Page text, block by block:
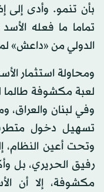
بأن تنمو. وأدى إلى
تماما ما فعله
الدولي من «داعش»
ومحاولة استثمار
لعبة مكشوفة طالما
وفي لبنان
تسهيل دخول
وتحت أعين النظام،
رفيق الحريري، بل
مكشوفة، إلا أن